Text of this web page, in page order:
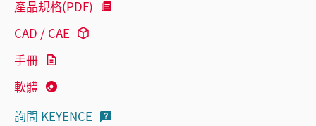
產品規格(PDF)
CAD / CAE
手冊
軟體
詢問 KEYENCE